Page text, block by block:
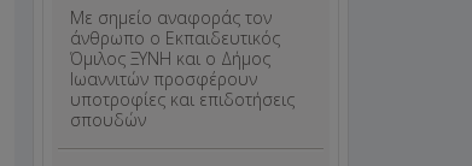
Με σημείο αναφοράς τον
άνθρωπο ο Εκπαιδευτικός
Όμιλος ΞΥΝΗ και ο Δήμος
Ιωαννιτών προσφέρουν
υποτροφίες και επιδοτήσεις
σπουδών